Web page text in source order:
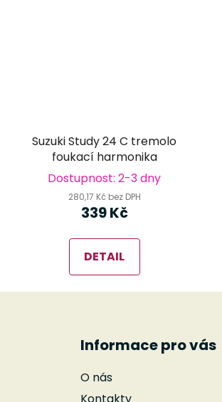
Suzuki Study 24 C tremolo
foukací harmonika
Dostupnost: 2-3 dny
280,17 Kč bez DPH
339 Kč
DETAIL
Informace pro vás
O nás